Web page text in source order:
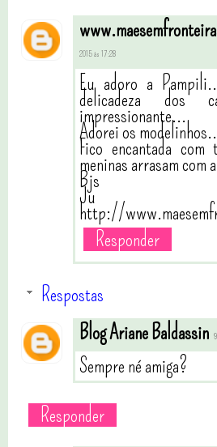
2015 às 17:28
Eu adoro a
delicadeza dos
impressionante...
Adorei os
Fico encantada
meninas arrasam com
Bjs
Ju
http://
Responder
Respostas
Blog Ariane Baldassin
Sempre né amiga?
Responder